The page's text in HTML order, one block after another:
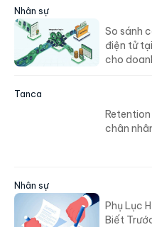
Nhân sự
So sánh
điện tử
cho
Tanca
chân
Nhân sự
Phụ Lục
Biết